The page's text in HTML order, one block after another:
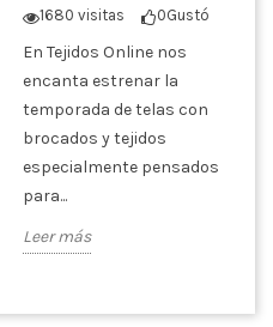
1680 visitas 0Gustó
En Tejidos Online nos
encanta estrenar la
temporada de telas con
brocados y tejidos
especialmente pensados
para...
Leer más